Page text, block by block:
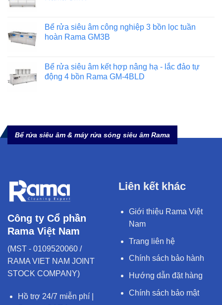
Bể rửa siêu âm công nghiệp 3 bồn lọc tuần
hoàn Rama GM3B
Bể rửa siêu âm kết hợp nâng hạ - lắc đảo tự
động 4 bồn Rama GM-4BLD
Bể rửa siêu âm & máy rửa sóng siêu âm Rama
Công ty Cổ phần
Rama Việt Nam
(MST - 0109520060 /
RAMA VIET NAM JOINT
STOCK COMPANY)
Hồ trợ 24/7 miễn phí |
Liên kết khác
Giới thiệu Rama Việt
Nam
Trang liên hệ
Chính sách bảo hành
Hướng dẫn đặt hàng
Chính sách bảo mật